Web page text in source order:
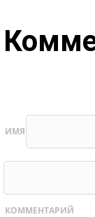
ИМЯ
КОММЕНТАРИЙ